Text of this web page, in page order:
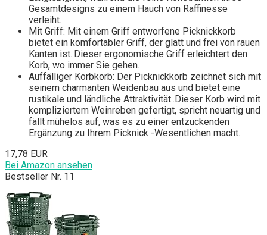
Gesamtdesigns zu einem Hauch von Raffinesse
verleiht.
Mit Griff: Mit einem Griff entworfene Picknickkorb
bietet ein komfortabler Griff, der glatt und frei von rauen
Kanten ist..Dieser ergonomische Griff erleichtert den
Korb, wo immer Sie gehen.
Auffälliger Korbkorb: Der Picknickkorb zeichnet sich mit
seinem charmanten Weidenbau aus und bietet eine
rustikale und ländliche Attraktivität..Dieser Korb wird mit
kompliziertem Weinreben gefertigt, spricht neuartig und
fällt mühelos auf, was es zu einer entzückenden
Ergänzung zu Ihrem Picknick -Wesentlichen macht.
17,78 EUR
Bei Amazon ansehen
Bestseller Nr. 11